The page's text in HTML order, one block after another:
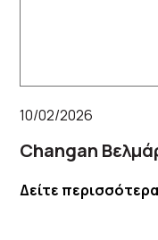
10/02/2026
Changan
Δείτε περισσότερα